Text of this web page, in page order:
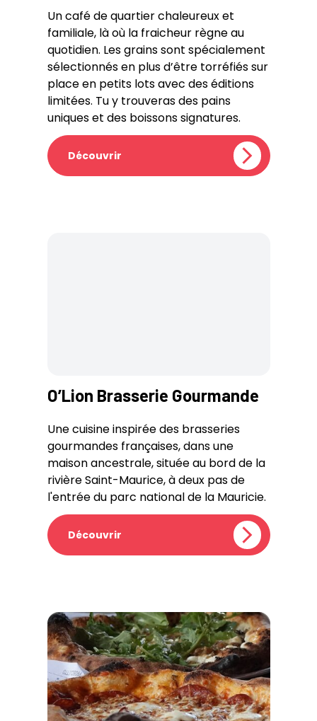
Un café de quartier chaleureux et
familiale, là où la fraicheur règne au
quotidien. Les grains sont spécialement
sélectionnés en plus d’être torréfiés sur
place en petits lots avec des éditions
limitées. Tu y trouveras des pains
uniques et des boissons signatures.
Découvrir
O’Lion Brasserie Gourmande
Une cuisine inspirée des brasseries
gourmandes françaises, dans une
maison ancestrale, située au bord de la
rivière Saint-Maurice, à deux pas de
l'entrée du parc national de la Mauricie.
Découvrir